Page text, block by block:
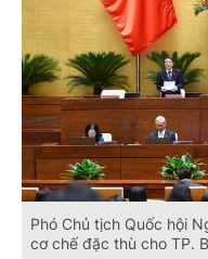
Phó Chủ tịch Quốc hội
cơ chế đặc thù cho TP.